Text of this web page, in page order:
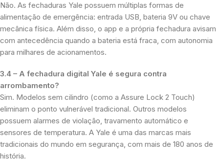
Não. As fechaduras Yale possuem múltiplas formas de
alimentação de emergência: entrada USB, bateria 9V ou chave
mecânica física. Além disso, o app e a própria fechadura avisam
com antecedência quando a bateria está fraca, com autonomia
para milhares de acionamentos.
3.4 – A fechadura digital Yale é segura contra
arrombamento?
Sim. Modelos sem cilindro (como a Assure Lock 2 Touch)
eliminam o ponto vulnerável tradicional. Outros modelos
possuem alarmes de violação, travamento automático e
sensores de temperatura. A Yale é uma das marcas mais
tradicionais do mundo em segurança, com mais de 180 anos de
história.